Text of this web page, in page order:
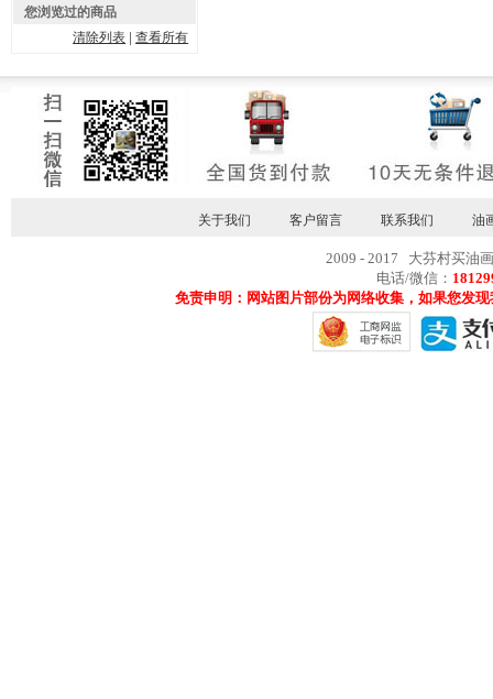
您浏览过的商品
清除列表 |查看所有
关于我们 客户留言 联系我们 油
2009 - 2017 大芬村买油
电话/微信：
免责申明：网站图片部份为网络收集，如果您发